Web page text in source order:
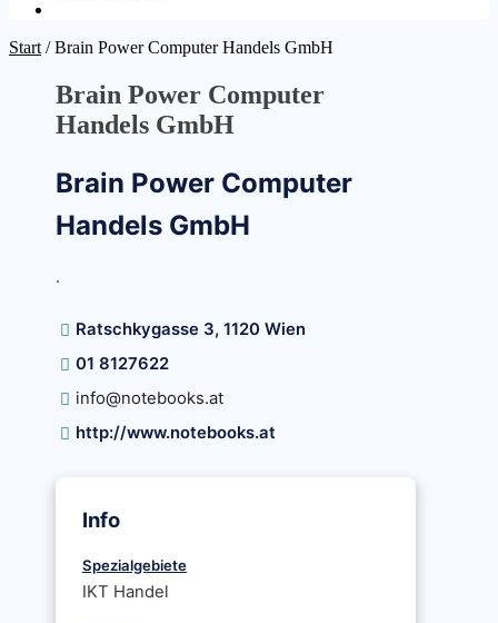
Start /Brain Power Computer Handels GmbH
Brain Power Computer
Handels GmbH
Brain Power Computer
Handels GmbH
.
Ratschkygasse 3, 1120 Wien
01 8127622
info@notebooks.at
http://www.notebooks.at
Info
Spezialgebiete
IKT Handel